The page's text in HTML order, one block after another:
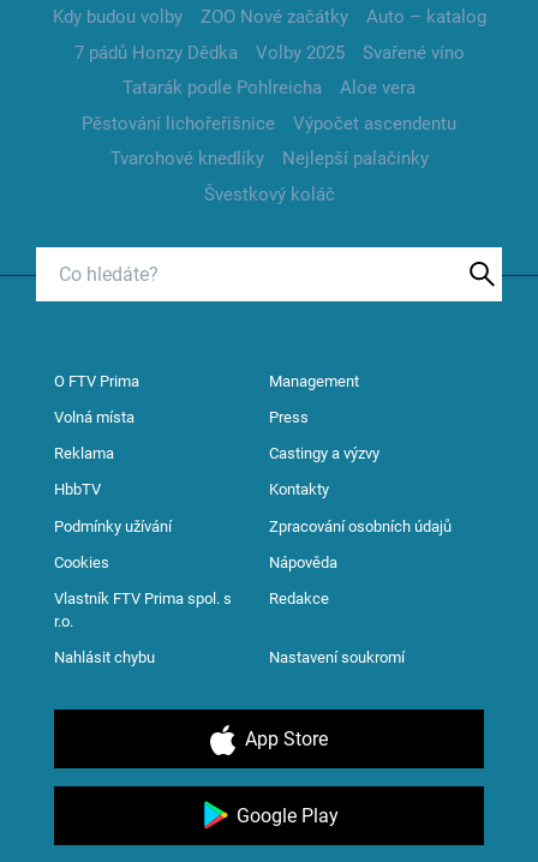
Kdy budou volby
ZOO Nové začátky
Auto – katalog
7 pádů Honzy Dědka
Volby 2025
Svařené víno
Tatarák podle Pohlreicha
Aloe vera
Pěstování lichořeřišnice
Výpočet ascendentu
Tvarohové knedlíky
Nejlepší palačinky
Švestkový koláč
O FTV Prima Management
Volná místa Press
Reklama Castingy a výzvy
HbbTV Kontakty
Podmínky užívání Zpracování osobních údajů
Cookies Nápověda
Vlastník FTV Prima spol. s
r.o.
Redakce
Nahlásit chybu Nastavení soukromí
App Store
Google Play